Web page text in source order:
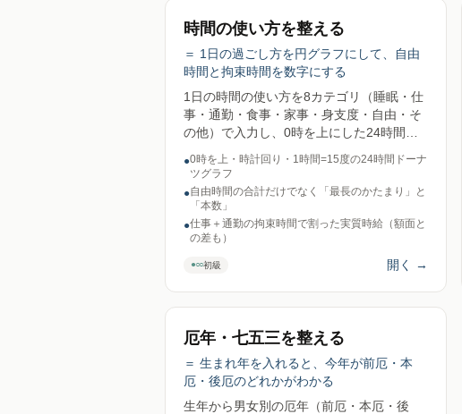
時間の使い方を整える
＝ 1日の過ごし方を円グラフにして、自由
時間と拘束時間を数字にする
1日の時間の使い方を8カテゴリ（睡眠・仕
事・通勤・食事・家事・身支度・自由・そ
の他）で入力し、0時を上にした24時間の
けでなく最長の連続時間と本数、仕事＋通
勤の拘束時間、月収から出す実質時給（額
面時給との差）、1日あたりの時間の年間
換算を表示。理想の1日と並べて差分も出
せる。日をまたぐ時間帯にも対応。印刷で
A4縦1枚。送信ゼロ。
●0時を上・時計回り・1時間=15度の24時間ドーナ
ツグラフ
●自由時間の合計だけでなく「最長のかたまり」と
「本数」
●仕事＋通勤の拘束時間で割った実質時給（額面と
の差も）
●○○初級 開く →
厄年・七五三を整える
＝ 生まれ年を入れると、今年が前厄・本
厄・後厄のどれかがわかる
生年から男女別の厄年（前厄・本厄・後